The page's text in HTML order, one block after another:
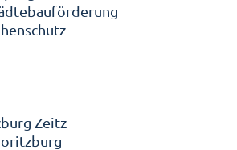
Zeitz